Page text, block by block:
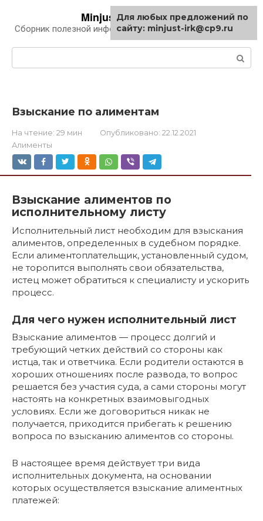
контенту
Minjust-irk.ru
Сборник полезной информации про автомобили
Взыскание по алиментам
На чтение: 29 мин Опубликовано: 22.12.2021
Алименты
Взыскание алиментов по
исполнительному листу
Исполнительный лист необходим для взыскания
алиментов, определенных в судебном порядке.
Если алиментоплательщик, установленный судом,
не торопится выполнять свои обязательства,
истец может обратиться к специалисту и ускорить
процесс.
Для чего нужен исполнительный лист
Взыскание алиментов — процесс долгий и
требующий четких действий со стороны как
истца, так и ответчика. Если родители остаются в
хороших отношениях после развода, то вопрос
решается без участия суда, а сами стороны могут
настоять на конкретных взаимовыгодных
условиях. Если же договориться никак не
получается, приходится прибегать к решению
вопроса по взысканию алиментов со стороны.
В настоящее время действует три вида
исполнительных документа, на основании
которых осуществляется взыскание алиментных
платежей:
Для любых предложений по
сайту: minjust-irk@cp9.ru